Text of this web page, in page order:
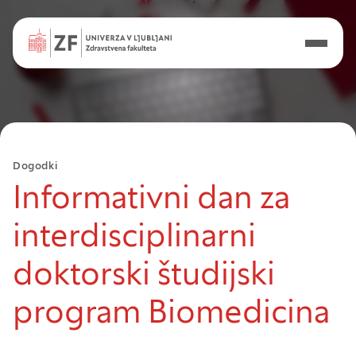
Dogodki
Informativni dan za
interdisciplinarni
doktorski študijski
program Biomedicina